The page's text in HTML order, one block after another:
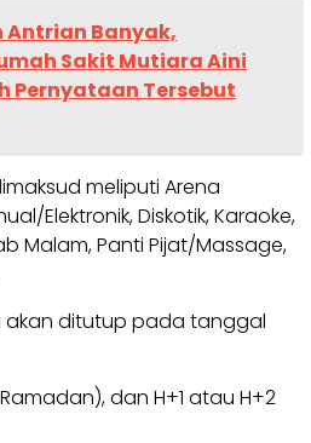
Antrian Banyak,
Sakit Mutiara Aini
Pernyataan Tersebut
meliputi Arena
Elektronik, Diskotik, Karaoke,
Malam, Panti Pijat/Massage,
akan ditutup pada tanggal
Ramadan), dan H+1 atau H+2